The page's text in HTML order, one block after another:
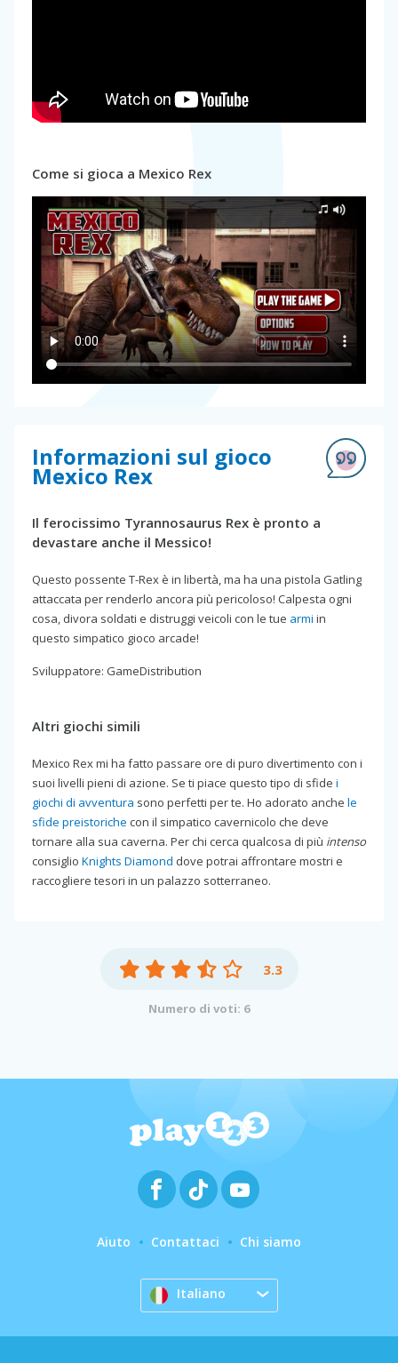
Come si gioca a Mexico Rex
Informazioni sul gioco
Mexico Rex
Il ferocissimo Tyrannosaurus Rex è pronto a
devastare anche il Messico!
Questo possente T-Rex è in libertà, ma ha una pistola Gatling
attaccata per renderlo ancora più pericoloso! Calpesta ogni
cosa, divora soldati e distruggi veicoli con le tue armi in
questo simpatico gioco arcade!
Sviluppatore: GameDistribution
Altri giochi simili
Mexico Rex mi ha fatto passare ore di puro divertimento con i
suoi livelli pieni di azione. Se ti piace questo tipo di sfide i
giochi di avventura sono perfetti per te. Ho adorato anche le
sfide preistoriche con il simpatico cavernicolo che deve
tornare alla sua caverna. Per chi cerca qualcosa di più intenso
consiglio Knights Diamond dove potrai affrontare mostri e
raccogliere tesori in un palazzo sotterraneo.
3.3
Numero di voti: 6
Aiuto Contattaci Chi siamo
Italiano